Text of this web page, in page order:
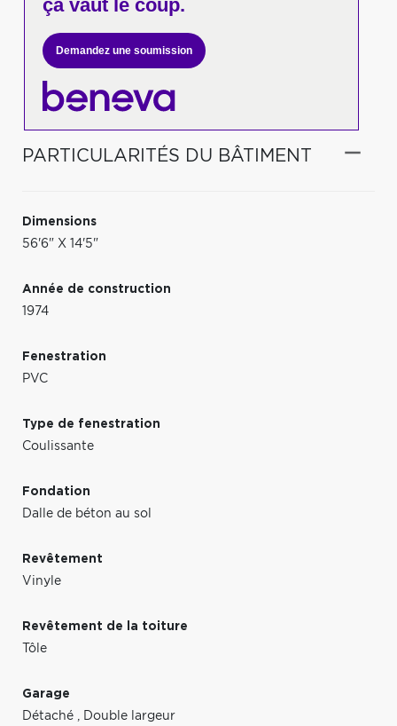
ça vaut le coup.
Demandez une soumission
PARTICULARITÉS DU BÂTIMENT
Dimensions
56'6" X 14'5"
Année de construction
1974
Fenestration
PVC
Type de fenestration
Coulissante
Fondation
Dalle de béton au sol
Revêtement
Vinyle
Revêtement de la toiture
Tôle
Garage
Détaché , Double largeur